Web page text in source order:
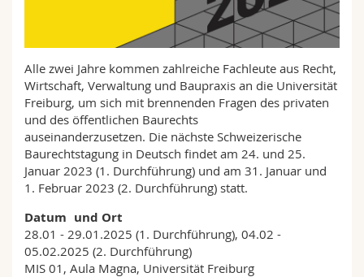
MyUnifr
Alle zwei Jahre kommen zahlreiche Fachleute aus Recht,
Wirtschaft, Verwaltung und Baupraxis an die Universität
Freiburg, um sich mit brennenden Fragen des privaten
und des öffentlichen Baurechts
auseinanderzusetzen. Die nächste Schweizerische
Baurechtstagung in Deutsch findet am 24. und 25.
Januar 2023 (1. Durchführung) und am 31. Januar und
1. Februar 2023 (2. Durchführung) statt.
Datum und Ort
28.01 - 29.01.2025 (1. Durchführung), 04.02 -
05.02.2025 (2. Durchführung)
MIS 01, Aula Magna, Universität Freiburg